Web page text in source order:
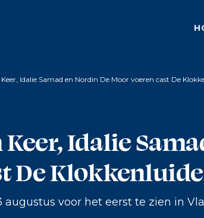
Idalie Samad en Nordin De Moor voeren cast De
Keer, Idalie
De
augustus voor het eerst te zien in